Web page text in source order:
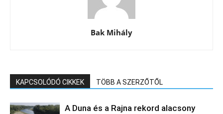
Bak Mihály
KAPCSOLÓDÓ CIKKEK TÖBB A SZERZŐTŐL
A Duna és a Rajna rekord alacsony